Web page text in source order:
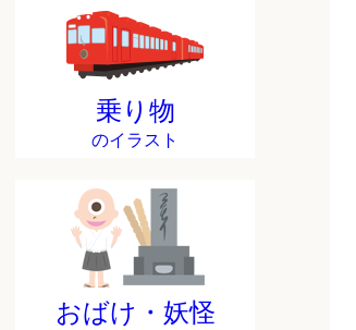
乗り物
のイラスト
おばけ・妖怪